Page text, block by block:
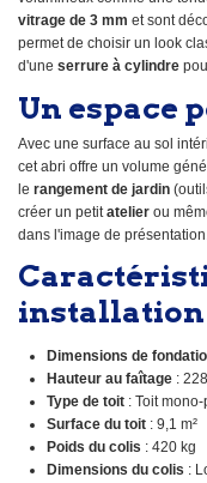
vitrage de 3 mm et sont
permet de choisir un look
d'une serrure à cylindre
Un espace
Avec une surface au sol
cet abri offre un volume
le rangement de jardin
créer un petit atelier ou
dans l'image de présentation.
installation
Dimensions de
Hauteur au faîtage :
Type de toit : Toit
Surface du toit : 9,1 m²
Poids du colis : 420 kg
Dimensions du colis :